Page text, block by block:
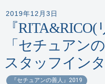
2019年12月3日
『
「セチュアン
スタッフイン
『セチュアンの善人』2019